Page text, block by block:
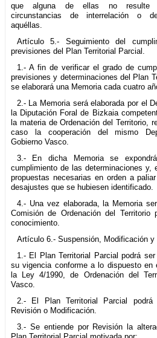
que alguna de ellas no resulte
circunstancias de interrelación o
aquéllas.
Artículo 5.- Seguimiento del
previsiones del Plan Territorial Parcial.
1.- A fin de verificar el grado de
previsiones y determinaciones del Plan
se elaborará una Memoria cada cuatro
2.- La Memoria será elaborada por el
la Diputación Foral de Bizkaia
la materia de Ordenación del Territorio,
caso la cooperación del mismo
Gobierno Vasco.
3.- En dicha Memoria se
cumplimiento de las determinaciones y,
propuestas necesarias en orden a
desajustes que se hubiesen identificado.
4.- Una vez elaborada, la Memoria
Comisión de Ordenación del Territorio
conocimiento.
Artículo 6.- Suspensión, Modificación y
1.- El Plan Territorial Parcial podrá
su vigencia conforme a lo dispuesto en
la Ley 4/1990, de Ordenación del
Vasco.
2.- El Plan Territorial Parcial
Revisión o Modificación.
3.- Se entiende por Revisión la